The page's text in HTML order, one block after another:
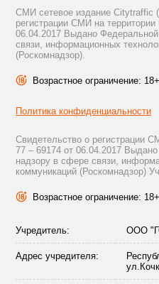
СМИ сетевое издание Citytraffic
регистрации СМИ на
06.04.2017 Выдано
связи, информационных
(Роскомнадзор).
Возрастное ограничение: 18+
Политика конфиденциальности
Свидетельство о
77 – 69174 от 06.04.2017
надзору в сфере связи,
коммуникаций (Роскомнадзор)
Возрастное ограничение: 18+
Учредитель: ООО
Адрес учредителя: